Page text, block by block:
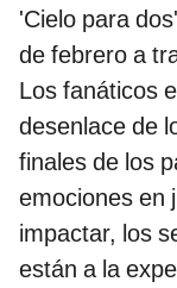
'Cielo para
de febrero a
Los fanáticos
desenlace de
finales de los
emociones en
impactar, los
están a la